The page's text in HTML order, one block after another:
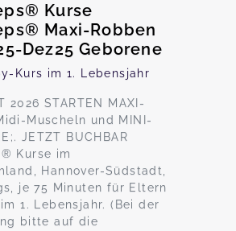
Kurse
Maxi-Robben
Dez25 Geborene
Kurs im 1. Lebensjahr
2026 STARTEN MAXI-
Muscheln und MINI-
JETZT BUCHBAR
Kurse im
Hannover-Südstadt,
je 75 Minuten für Eltern
1. Lebensjahr. (Bei der
bitte auf die